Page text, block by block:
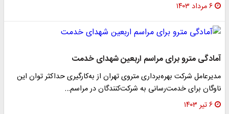
۶ مرداد ۱۴۰۳
آمادگی مترو برای مراسم اربعین شهدای خدمت
مدیرعامل شرکت بهره‌برداری متروی تهران از به‌کارگیری حداکثر توان این
ناوگان برای خدمت‌رسانی به شرکت‌کنندگان در مراسم…
۶ تیر ۱۴۰۳